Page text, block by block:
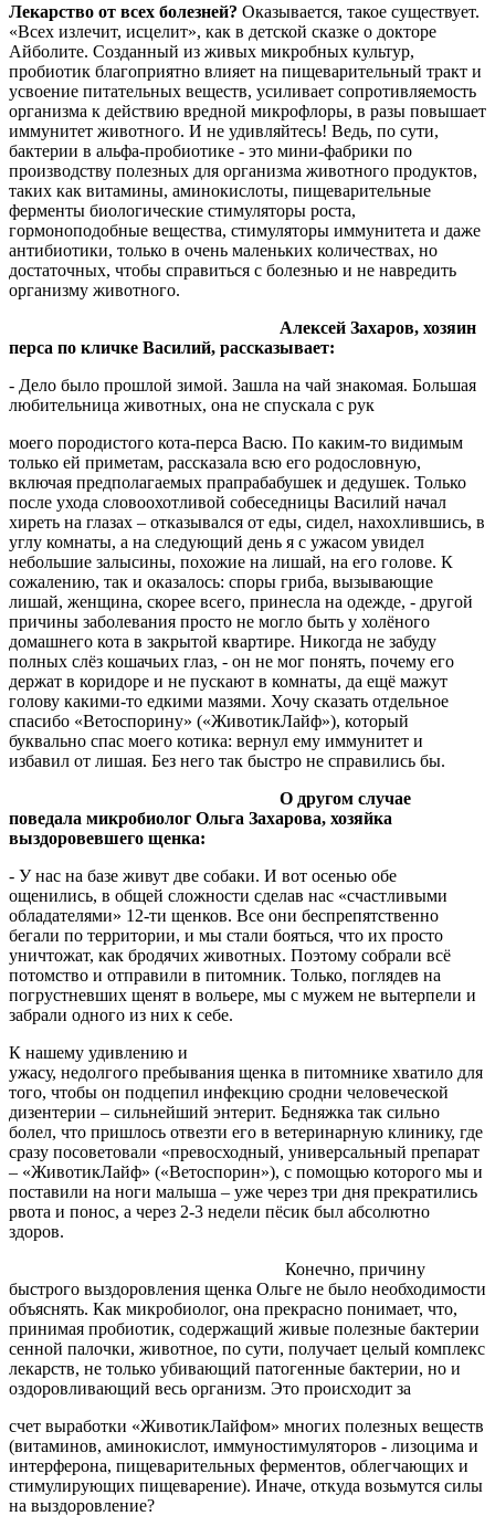
Лекарство от всех болезней? Оказывается, такое существует.
«Всех излечит, исцелит», как в детской сказке о докторе
Айболите. Созданный из живых микробных культур,
пробиотик благоприятно влияет на пищеварительный тракт и
усвоение питательных веществ, усиливает сопротивляемость
организма к действию вредной микрофлоры, в разы повышает
иммунитет животного. И не удивляйтесь! Ведь, по сути,
бактерии в альфа-пробиотике - это мини-фабрики по
производству полезных для организма животного продуктов,
таких как витамины, аминокислоты, пищеварительные
ферменты биологические стимуляторы роста,
гормоноподобные вещества, стимуляторы иммунитета и даже
антибиотики, только в очень маленьких количествах, но
достаточных, чтобы справиться с болезнью и не навредить
организму животного.
Алексей Захаров, хозяин
перса по кличке Василий, рассказывает:
- Дело было прошлой зимой. Зашла на чай знакомая. Большая
любительница животных, она не спускала с рук
моего породистого кота-перса Васю. По каким-то видимым
только ей приметам, рассказала всю его родословную,
включая предполагаемых прапрабабушек и дедушек. Только
после ухода словоохотливой собеседницы Василий начал
хиреть на глазах – отказывался от еды, сидел, нахохлившись, в
углу комнаты, а на следующий день я с ужасом увидел
небольшие залысины, похожие на лишай, на его голове. К
сожалению, так и оказалось: споры гриба, вызывающие
лишай, женщина, скорее всего, принесла на одежде, - другой
причины заболевания просто не могло быть у холёного
домашнего кота в закрытой квартире. Никогда не забуду
полных слёз кошачьих глаз, - он не мог понять, почему его
держат в коридоре и не пускают в комнаты, да ещё мажут
голову какими-то едкими мазями. Хочу сказать отдельное
спасибо «Ветоспорину» («ЖивотикЛайф»), который
буквально спас моего котика: вернул ему иммунитет и
избавил от лишая. Без него так быстро не справились бы.
О другом случае
поведала микробиолог Ольга Захарова, хозяйка
выздоровевшего щенка:
- У нас на базе живут две собаки. И вот осенью обе
ощенились, в общей сложности сделав нас «счастливыми
обладателями» 12-ти щенков. Все они беспрепятственно
бегали по территории, и мы стали бояться, что их просто
уничтожат, как бродячих животных. Поэтому собрали всё
потомство и отправили в питомник. Только, поглядев на
погрустневших щенят в вольере, мы с мужем не вытерпели и
забрали одного из них к себе.
К нашему удивлению и
ужасу, недолгого пребывания щенка в питомнике хватило для
того, чтобы он подцепил инфекцию сродни человеческой
дизентерии – сильнейший энтерит. Бедняжка так сильно
болел, что пришлось отвезти его в ветеринарную клинику, где
сразу посоветовали «превосходный, универсальный препарат
– «ЖивотикЛайф» («Ветоспорин»), с помощью которого мы и
поставили на ноги малыша – уже через три дня прекратились
рвота и понос, а через 2-3 недели пёсик был абсолютно
здоров.
Конечно, причину
быстрого выздоровления щенка Ольге не было необходимости
объяснять. Как микробиолог, она прекрасно понимает, что,
принимая пробиотик, содержащий живые полезные бактерии
сенной палочки, животное, по сути, получает целый комплекс
лекарств, не только убивающий патогенные бактерии, но и
оздоровливающий весь организм. Это происходит за
счет выработки «ЖивотикЛайфом» многих полезных веществ
(витаминов, аминокислот, иммуностимуляторов - лизоцима и
интерферона, пищеварительных ферментов, облегчающих и
стимулирующих пищеварение). Иначе, откуда возьмутся силы
на выздоровление?